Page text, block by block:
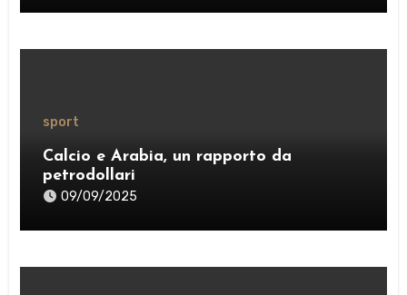
sport
Calcio e Arabia, un rapporto da
petrodollari
09/09/2025